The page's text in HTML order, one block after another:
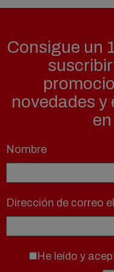
Consigue un
novedades y
Nombre
Dirección de correo
He leído y